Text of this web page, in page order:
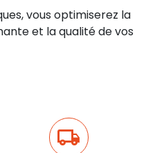
vous optimiserez la
et la qualité de vos